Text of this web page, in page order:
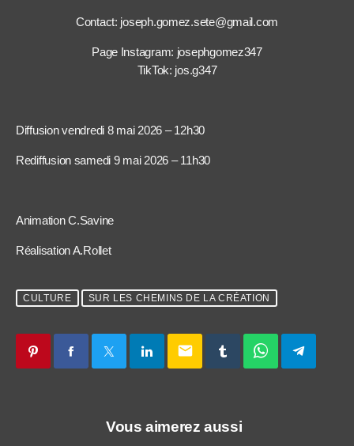
Contact: joseph.gomez.sete@gmail.com
Page Instagram: josephgomez347
TikTok: jos.g347
Diffusion vendredi 8 mai 2026 – 12h30
Rediffusion samedi 9 mai 2026 – 11h30
Animation C.Savine
Réalisation A.Rollet
CULTURE SUR LES CHEMINS DE LA CRÉATION
email
Vous aimerez aussi